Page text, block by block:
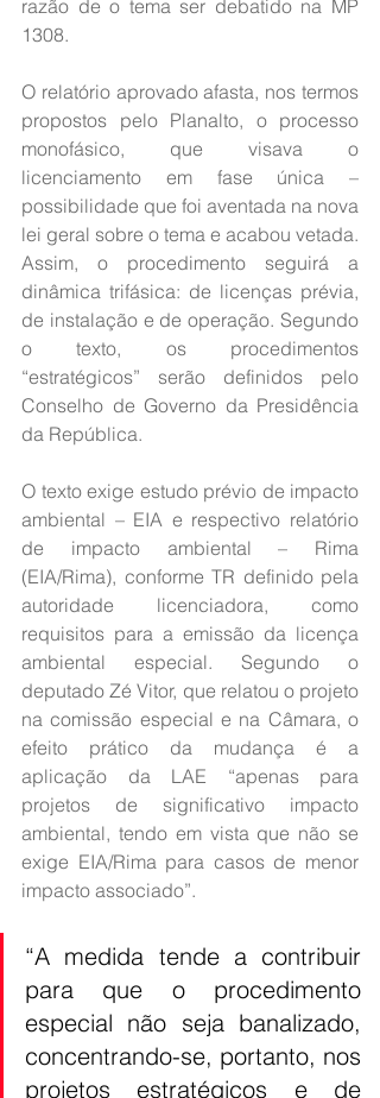
razão de o tema ser debatido na MP
1308.
O relatório aprovado afasta, nos termos
propostos pelo Planalto, o processo
monofásico, que visava o
licenciamento em fase única –
possibilidade que foi aventada na nova
lei geral sobre o tema e acabou vetada.
Assim, o procedimento seguirá a
dinâmica trifásica: de licenças prévia,
de instalação e de operação. Segundo
o texto, os procedimentos
“estratégicos” serão definidos pelo
Conselho de Governo da Presidência
da República.
O texto exige estudo prévio de impacto
ambiental – EIA e respectivo relatório
de impacto ambiental – Rima
(EIA/Rima), conforme TR definido pela
autoridade licenciadora, como
requisitos para a emissão da licença
ambiental especial. Segundo o
deputado Zé Vitor, que relatou o projeto
na comissão especial e na Câmara, o
efeito prático da mudança é a
aplicação da LAE “apenas para
projetos de significativo impacto
ambiental, tendo em vista que não se
exige EIA/Rima para casos de menor
impacto associado”.
“A medida tende a contribuir
para que o procedimento
especial não seja banalizado,
concentrando-se, portanto, nos
projetos estratégicos e de